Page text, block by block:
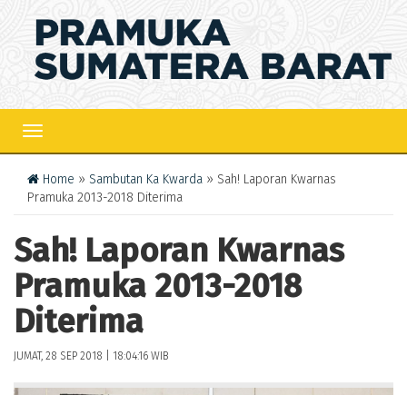
TOGGLE
Home » Sambutan Ka Kwarda » Sah! Laporan Kwarnas
Pramuka 2013-2018 Diterima
Sah! Laporan Kwarnas
Pramuka 2013-2018
Diterima
JUMAT, 28 SEP 2018 | 18:04:16 WIB